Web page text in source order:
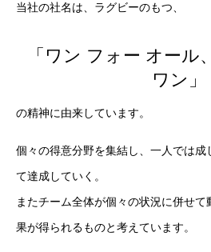
当社の社名は、ラグビーのもつ、
「ワン フォー オール
ワン」
の精神に由来しています。
個々の得意分野を集結し、一人では成
て達成していく。
またチーム全体が個々の状況に併せ
果が得られるものと考えています。